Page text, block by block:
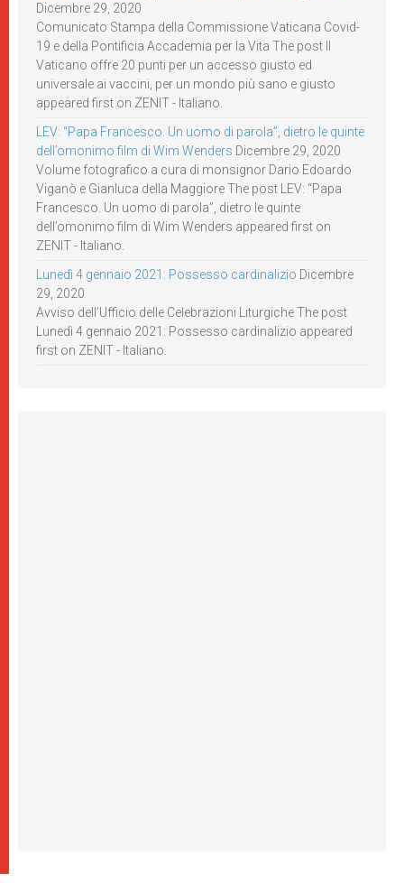
Dicembre 29, 2020
Comunicato Stampa della Commissione Vaticana Covid-
19 e della Pontificia Accademia per la Vita The post Il
Vaticano offre 20 punti per un accesso giusto ed
universale ai vaccini, per un mondo più sano e giusto
appeared first on ZENIT - Italiano.
LEV: “Papa Francesco. Un uomo di parola”, dietro le quinte
dell’omonimo film di Wim Wenders Dicembre 29, 2020
Volume fotografico a cura di monsignor Dario Edoardo
Viganò e Gianluca della Maggiore The post LEV: “Papa
Francesco. Un uomo di parola”, dietro le quinte
dell’omonimo film di Wim Wenders appeared first on
ZENIT - Italiano.
Lunedì 4 gennaio 2021: Possesso cardinalizio Dicembre
29, 2020
Avviso dell’Ufficio delle Celebrazioni Liturgiche The post
Lunedì 4 gennaio 2021: Possesso cardinalizio appeared
first on ZENIT - Italiano.